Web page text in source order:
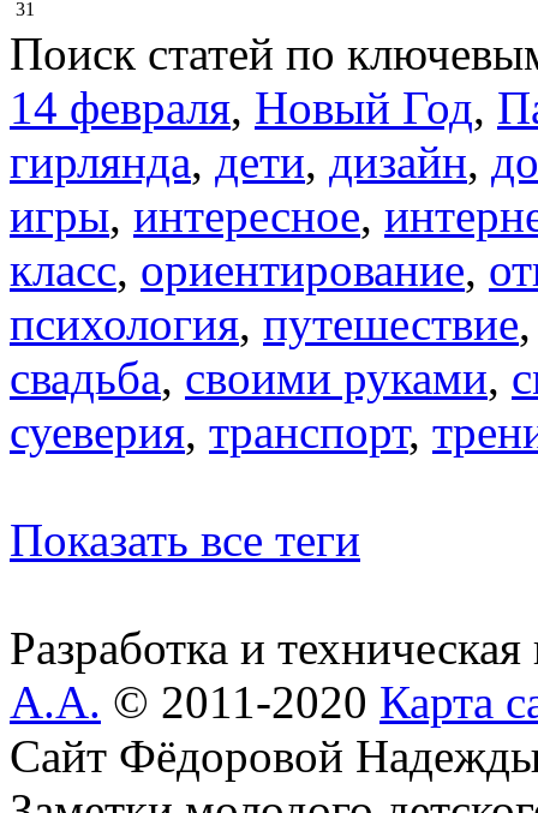
31
Поиск статей по
14 февраля, Новый Год,
гирлянда, дети, дизайн,
игры, интересное,
класс, ориентирование,
психология, путешествие
свадьба, своими руками,
суеверия, транспорт,
Показать все теги
Разработка и
А.А. © 2011-2020 Карта
Сайт Фёдоровой